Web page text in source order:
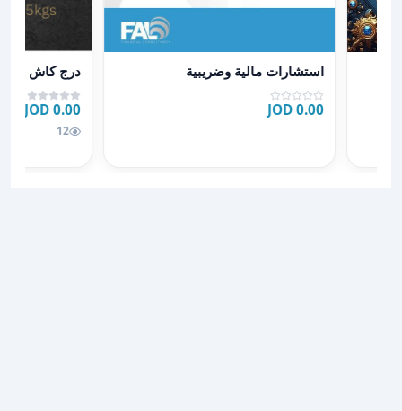
مسك الدفاتر وتنظيم الحسا
عرض تفاصيل استشارات مالية وضريبية
استشارات مالية وضريبية
0.00 JOD
عرض تفاصيل
درج كاش
0.00 JOD
12